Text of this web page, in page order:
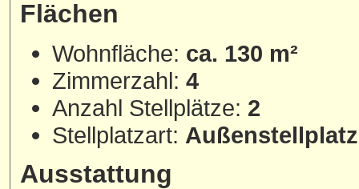
Flächen
Wohnfläche: ca. 130 m²
Zimmerzahl: 4
Anzahl Stellplätze: 2
Stellplatzart:
Ausstattung